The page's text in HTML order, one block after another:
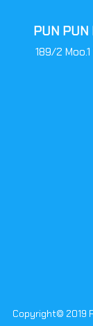
PUN PUN
189/2
Copyright© 2019